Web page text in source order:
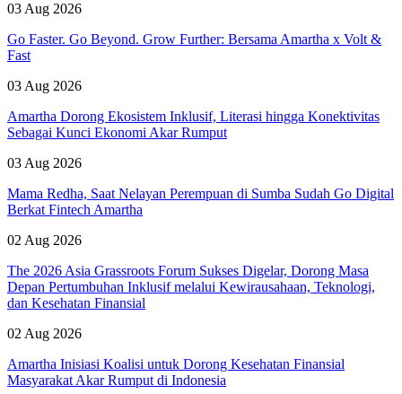
03 Aug 2026
Go Faster. Go Beyond. Grow Further: Bersama Amartha x Volt &
Fast
03 Aug 2026
Amartha Dorong Ekosistem Inklusif, Literasi hingga Konektivitas
Sebagai Kunci Ekonomi Akar Rumput
03 Aug 2026
Mama Redha, Saat Nelayan Perempuan di Sumba Sudah Go Digital
Berkat Fintech Amartha
02 Aug 2026
The 2026 Asia Grassroots Forum Sukses Digelar, Dorong Masa
Depan Pertumbuhan Inklusif melalui Kewirausahaan, Teknologi,
dan Kesehatan Finansial
02 Aug 2026
Amartha Inisiasi Koalisi untuk Dorong Kesehatan Finansial
Masyarakat Akar Rumput di Indonesia